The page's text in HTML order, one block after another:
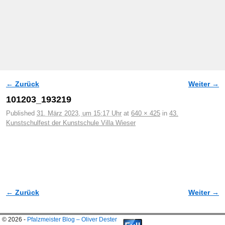
Bilder-Navigation
← Zurück Weiter →
101203_193219
Published 31. März 2023, um 15:17 Uhr at 640 × 425 in 43.
Kunstschulfest der Kunstschule Villa Wieser
Bilder-Navigation
← Zurück Weiter →
© 2026 - Pfalzmeister Blog – Oliver Dester